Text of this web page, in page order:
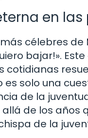
en
célebres
bajar!».
cotidianas
es solo una
de la
de los años
de la